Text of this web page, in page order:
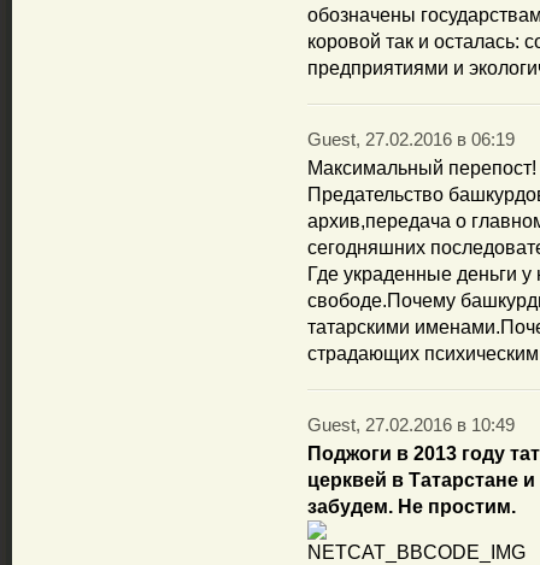
обозначены
коровой так и осталась:
предприятиями и
Guest, 27.02.2016 в 06:19
Максимальный перепост!
Предательство
архив,передача о
сегодняшних
Где украденные деньги
свободе.Почему
татарскими
страдающих
Guest, 27.02.2016 в 10:49
Поджоги в 2013 году
церквей в Татарстане
забудем. Не простим.